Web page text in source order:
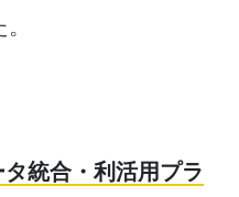
タ統合・利活用プラ